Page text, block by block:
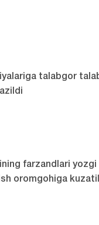
talabgor
farzandlari yozgi
oromgohiga